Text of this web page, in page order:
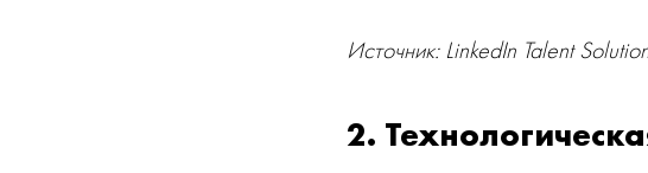
Источник: LinkedIn Talent
2.